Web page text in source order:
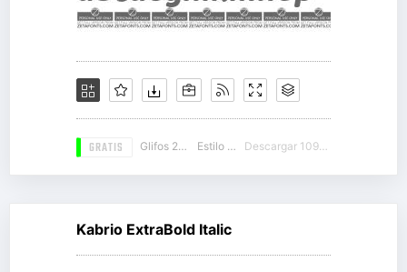
GRATIS Glifos 266 Estilo 17 Descargar 10987
Kabrio ExtraBold Italic